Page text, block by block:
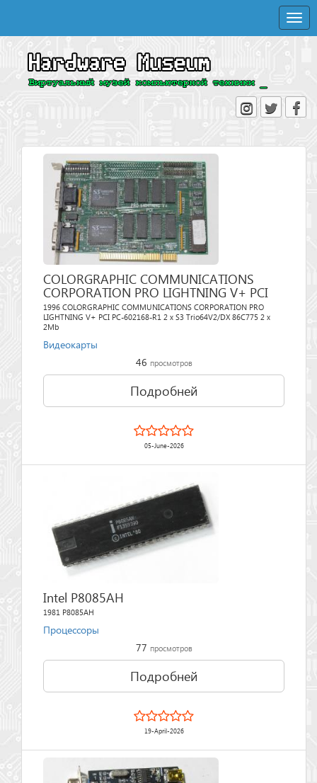
Toggle
COLORGRAPHIC COMMUNICATIONS
CORPORATION PRO LIGHTNING V+ PCI
1996 COLORGRAPHIC COMMUNICATIONS CORPORATION PRO
LIGHTNING V+ PCI PC-602168-R1 2 x S3 Trio64V2/DX 86C775 2 x
2Mb
Видеокарты
46 просмотров
Подробней
05-June-2026
Intel P8085AH
1981 P8085AH
Процессоры
77 просмотров
Подробней
19-April-2026